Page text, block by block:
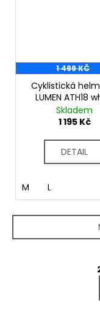
1 499 KČ
Cyklistická
LUMEN ATH18
Skladem
1 195 Kč
DETAIL
M L